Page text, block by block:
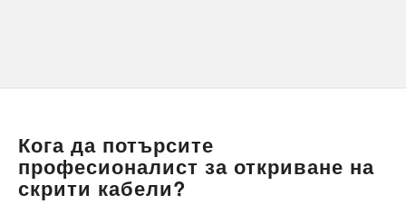
Кога да потърсите
професионалист за откриване на
скрити кабели?